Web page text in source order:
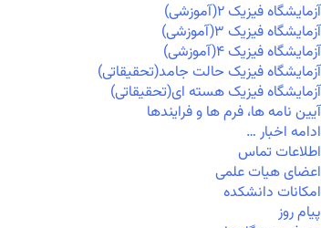
آزمایشگاه فیزیک ۲(آموزشی)
آزمایشگاه فیزیک ۳(آموزشی)
آزمایشگاه فیزیک ۴(آموزشی)
آزمایشگاه فیزیک حالت جامد(تحقیقاتی)
آزمایشگاه فیزیک هسته ای(تحقیقاتی)
آیین نامه ها، فرم ها و فرایندها
ادامه اخبار …
اطلاعات تماس
اعضای هیات علمی
امکانات دانشکده
پیام روز